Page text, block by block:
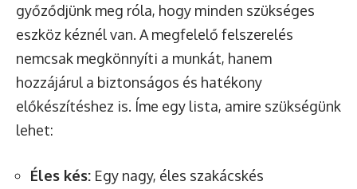
győződjünk meg róla, hogy minden szükséges
eszköz kéznél van. A megfelelő felszerelés
nemcsak megkönnyíti a munkát, hanem
hozzájárul a biztonságos és hatékony
előkészítéshez is. Íme egy lista, amire szükségünk
lehet:
Éles kés: Egy nagy, éles szakácskés